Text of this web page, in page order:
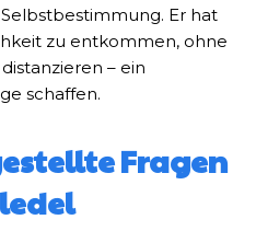
Er hat
zu entkommen, ohne
– ein
schaffen.
Fragen